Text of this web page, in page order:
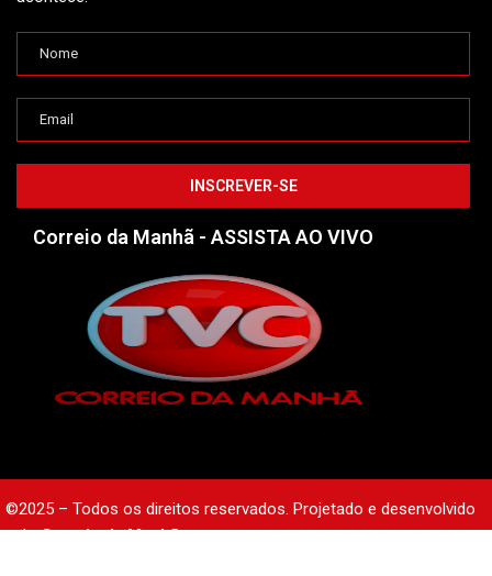
Correio da Manhã - ASSISTA AO VIVO
©2025 – Todos os direitos reservados. Projetado e desenvolvido
peloCorreio da Manhã.